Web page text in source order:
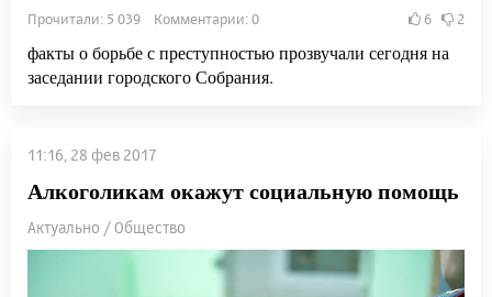
Прочитали: 5 039 Комментарии: 0 6 2
факты о борьбе с преступностью прозвучали сегодня на
заседании городского Собрания.
11:16, 28 фев 2017
Алкоголикам окажут социальную помощь
Актуально / Общество